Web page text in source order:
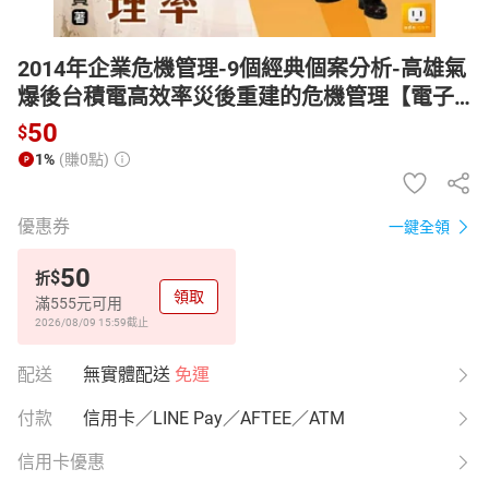
2014年企業危機管理-9個經典個案分析-高雄氣
爆後台積電高效率災後重建的危機管理【電子
書】
$50
1% (賺0點)
優惠券 一鍵全領
折$50
滿555元可用
2026/08/09 15:59截止
領取
配送 無實體配送 免運
付款 信用卡／LINE Pay／AFTEE／ATM
信用卡優惠